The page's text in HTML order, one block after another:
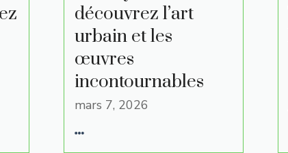
découvrez l’art
urbain et les
œuvres
incontournables
mars 7, 2026